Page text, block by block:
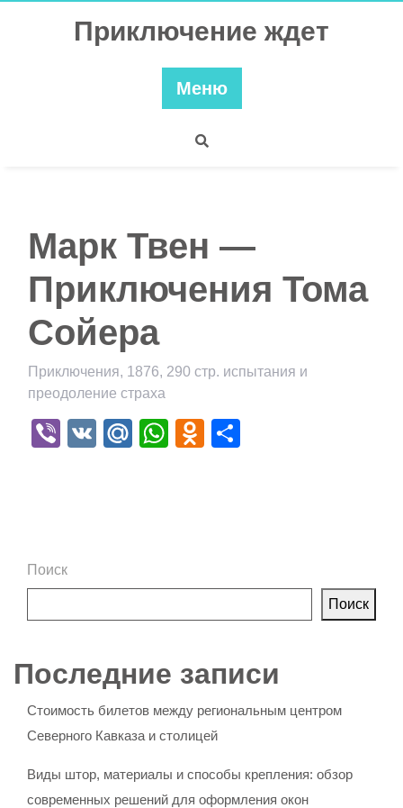
Приключение ждет
Меню
Марк Твен —
Приключения Тома
Сойера
Приключения, 1876, 290 стр. испытания и
преодоление страха
Viber
VK Mail.Ru
WhatsApp
Odnoklassniki
Поиск
Поиск
Последние записи
Стоимость билетов между региональным центром
Северного Кавказа и столицей
Виды штор, материалы и способы крепления: обзор
современных решений для оформления окон